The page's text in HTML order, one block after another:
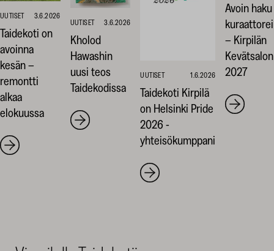
UUTISET 3.6.2026
Taidekoti on
avoinna
kesän –
remontti
alkaa
elokuussa
UUTISET 3.6.2026
Kholod
Hawashin
uusi teos
Taidekodissa
UUTISET 1.6.2026
Taidekoti Kirpilä
on Helsinki Pride
2026 -
yhteisökumppani
Avoin haku
– Kirpilän
2027